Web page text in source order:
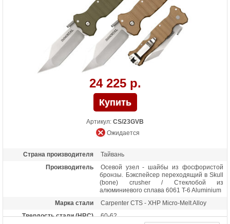
бронзы + прокладки из фторопласта.
Бэкспейсер из термопластика GRN
24 225 р.
Артикул: CS/23GVB
Ожидается
Страна производителя
Тайвань
Производитель
Осевой узел - шайбы из фосфористой
бронзы. Бэкспейсер переходящий в Skull
(bone) crusher / Стеклобой из
алюминиевого сплава 6061 T-6 Aluminium
Марка стали
Carpenter CTS - XHP Micro-Melt Alloy
Твердость стали (HRC)
60-62